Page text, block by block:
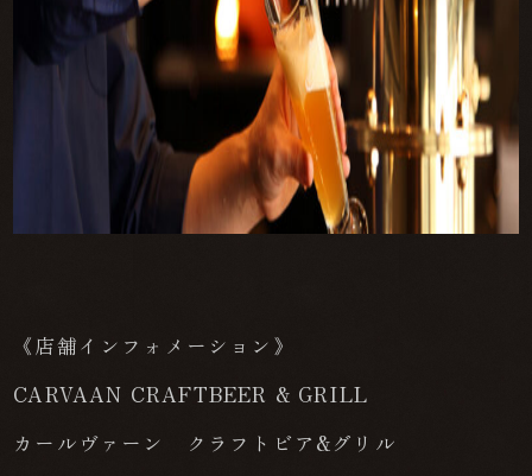
《店舗インフォメーション》
CARVAAN CRAFTBEER & GRILL
カールヴァーン クラフトビア&グリル